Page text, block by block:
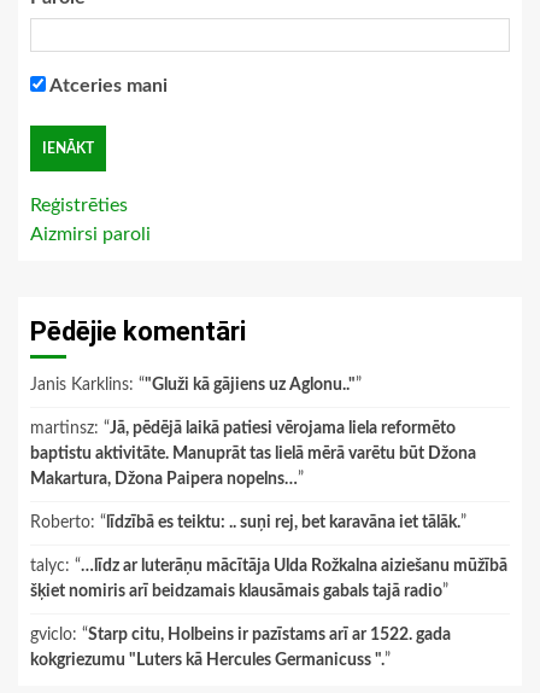
Atceries mani
Reģistrēties
Aizmirsi paroli
Pēdējie komentāri
Janis Karklins: “"Gluži kā gājiens uz Aglonu.."”
martinsz: “Jā, pēdējā laikā patiesi vērojama liela reformēto
baptistu aktivitāte. Manuprāt tas lielā mērā varētu būt Džona
Makartura, Džona Paipera nopelns…”
Roberto: “ līdzībā es teiktu: .. suņi rej, bet karavāna iet tālāk.”
talyc: “…līdz ar luterāņu mācītāja Ulda Rožkalna aiziešanu mūžībā
šķiet nomiris arī beidzamais klausāmais gabals tajā radio”
gviclo: “Starp citu, Holbeins ir pazīstams arī ar 1522. gada
kokgriezumu "Luters kā Hercules Germanicuss ".”